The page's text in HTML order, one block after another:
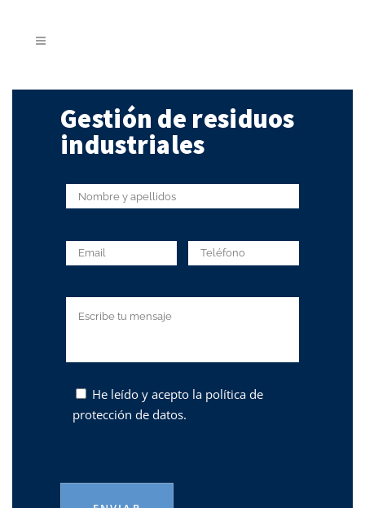
Gestión de residuos
industriales
He leído y acepto la política de
protección de datos.